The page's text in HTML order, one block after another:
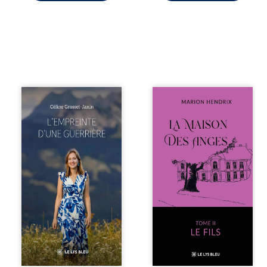
Que reste-t-il de
l’enfance lorsque
la maladie impose
ses propres règles
? L’empreinte
d’une guerrière
livre, sans détour,
le récit d’un
quotidien
bouleversé par la
maladie
chronique,
l’errance médicale
et de longues
hospitalisations.
L’auteure y
raconte ce que les
Nous sommes en
après le décès du
patriarche
Anatole-Eustache.
La famille devra
affronter non
seulement un
inconnu qui rôde
autour du
domaine et dont
Firmin, le fidèle
majordome,
redoute les visites,
encombrant